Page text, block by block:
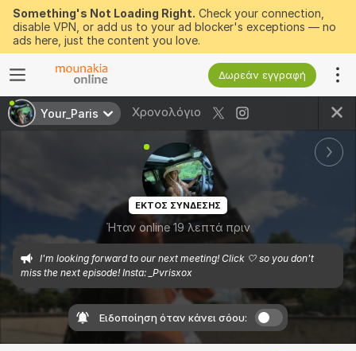
Something's Not Loading Right. Check your connection,
disable VPN, or add us to your ad blocker's exceptions — no
ads here, just the content you love.
Δωρεάν εγγραφή
Your_Paris Χρονολόγιο
ΕΚΤΟΣ ΣΥΝΔΕΣΗΣ
Ήταν online 19 λεπτά πριν
I'm looking forward to our next meeting! Click 🤍 so you don't
miss the next episode! Insta: _Pvrisxox
Ειδοποίηση όταν κάνει σόου: